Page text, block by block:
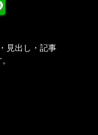
見出し・記事